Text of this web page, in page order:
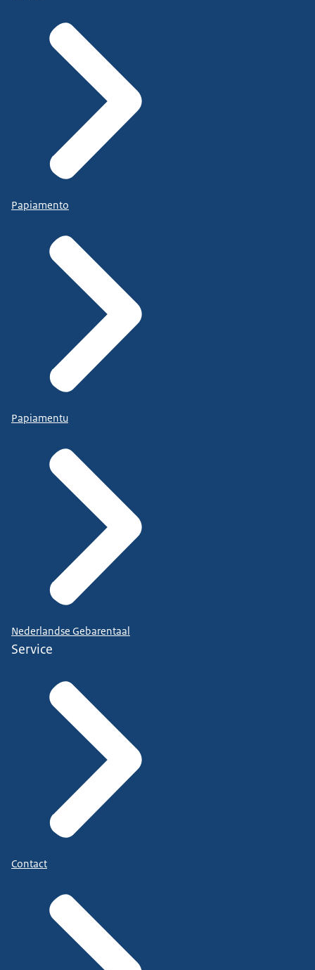
Papiamento
Papiamentu
Nederlandse Gebarentaal
Service
Contact